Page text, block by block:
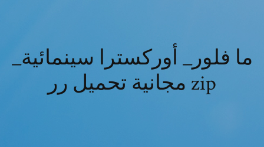
_ما فلور_ أوركسترا سينمائية
مجانية تحميل رر zip